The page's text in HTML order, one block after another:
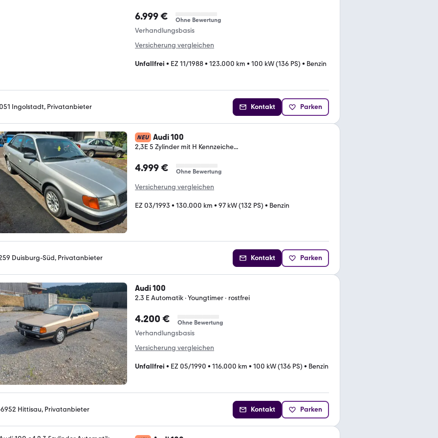
6.999 € Ohne Bewertung
Verhandlungsbasis
Versicherung vergleichen
Unfallfrei • EZ 11/1988• 123.000 km • 100 kW (136 PS) • Benzin
Ingolstadt, Privatanbieter Kontakt Parken
NEU Audi 100
2,3E 5 Zylinder mit H Kennzeiche...
4.999 € Ohne Bewertung
Versicherung vergleichen
EZ 03/1993 • 130.000 km • 97 kW (132 PS) • Benzin
Duisburg-Süd, Privatanbieter Kontakt Parken
Audi 100
2.3 E Automatik · Youngtimer · rostfrei
4.200 € Ohne Bewertung
Verhandlungsbasis
Versicherung vergleichen
Unfallfrei • EZ 05/1990 • 116.000 km • 100 kW (136 PS) • Benzin
6952 Hittisau, Privatanbieter Kontakt Parken